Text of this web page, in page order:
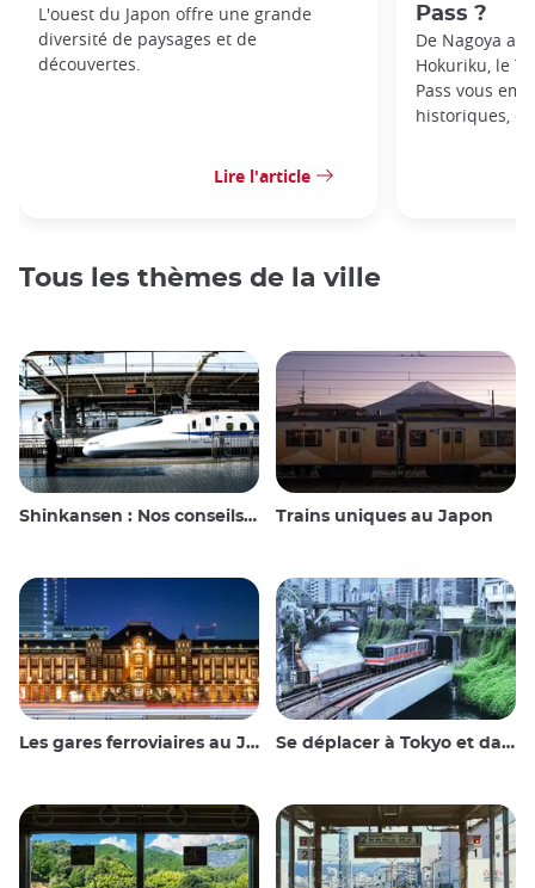
L'ouest du Japon offre une grande
diversité de paysages et de
découvertes.
Lire l'article
Pass ?
De Nagoya
Hokuriku, le
Pass vous
historiques,
Tous les thèmes de la ville
Shinkansen : Nos conseils de voyage pour le train à grande vitesse japonais Trains uniques au Japon
Les gares ferroviaires au Japon Se déplacer à Tokyo et dans les environs